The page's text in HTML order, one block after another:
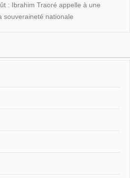
: Ibrahim Traoré appelle à une
souveraineté nationale